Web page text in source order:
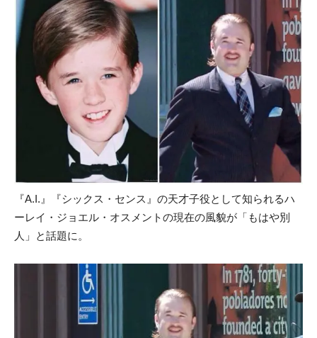
『A.I.』『シックス・センス』の天才子役として知られるハ
ーレイ・ジョエル・オスメントの現在の風貌が「もはや別
人」と話題に。